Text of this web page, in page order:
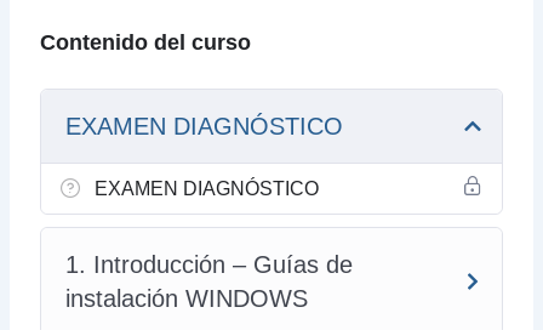
Contenido del curso
EXAMEN DIAGNÓSTICO
EXAMEN DIAGNÓSTICO
1. Introducción – Guías de
instalación WINDOWS